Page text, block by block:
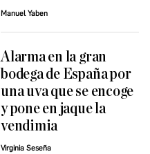
Manuel Yaben
Alarma en la gran
bodega de España por
una uva que se encoge
y pone en jaque la
vendimia
Virginia Seseña